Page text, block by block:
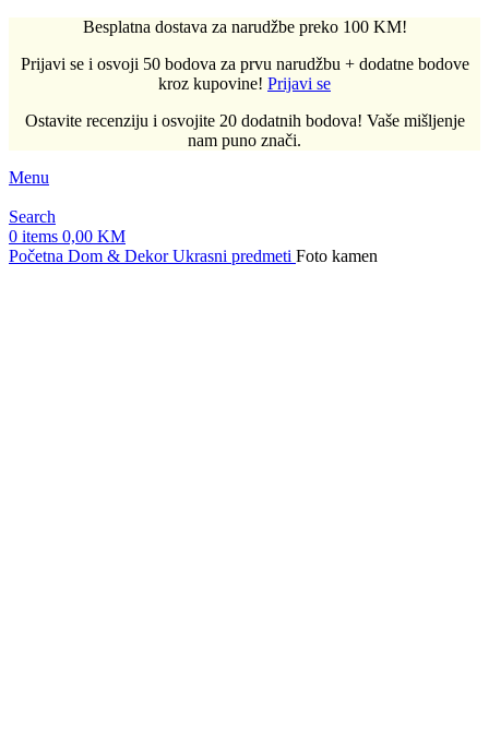
Besplatna dostava za narudžbe preko 100 KM!
Prijavi se i osvoji 50 bodova za prvu narudžbu + dodatne bodove
kroz kupovine! Prijavi se
Ostavite recenziju i osvojite 20 dodatnih bodova! Vaše mišljenje
nam puno znači.
Menu
Search
0 items 0,00 KM
Početna Dom & DekorUkrasni predmeti Foto kamen